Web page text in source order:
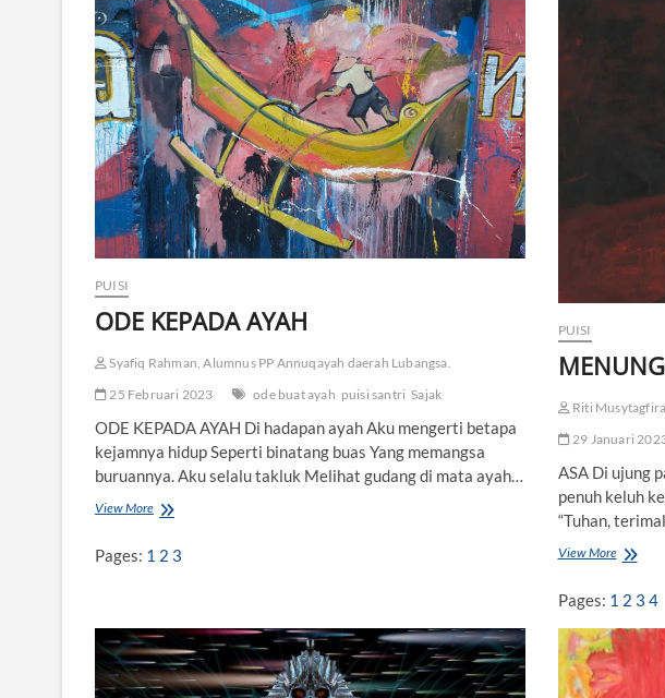
A
J
A
K
U
A
S
K
S
A
B
N
PUISI
ODE KEPADA AYAH
Syafiq Rahman, Alumnus PP Annuqayah daerah Lubangsa.
25 Februari 2023
ode buat ayah puisi santri Sajak
ODE KEPADA AYAH Di hadapan ayah Aku mengerti betapa
kejamnya hidup Seperti binatang buas Yang memangsa
buruannya. Aku selalu takluk Melihat gudang di mata ayah…
View More O
K
A
D
A
A
Pages: 1 2 3
PUISI
Riti
29 Januari
ASA Di ujung
penuh keluh
“Tuhan,
View MoreM
N
U
N
G
G
U
Pages: 1 2 3 4